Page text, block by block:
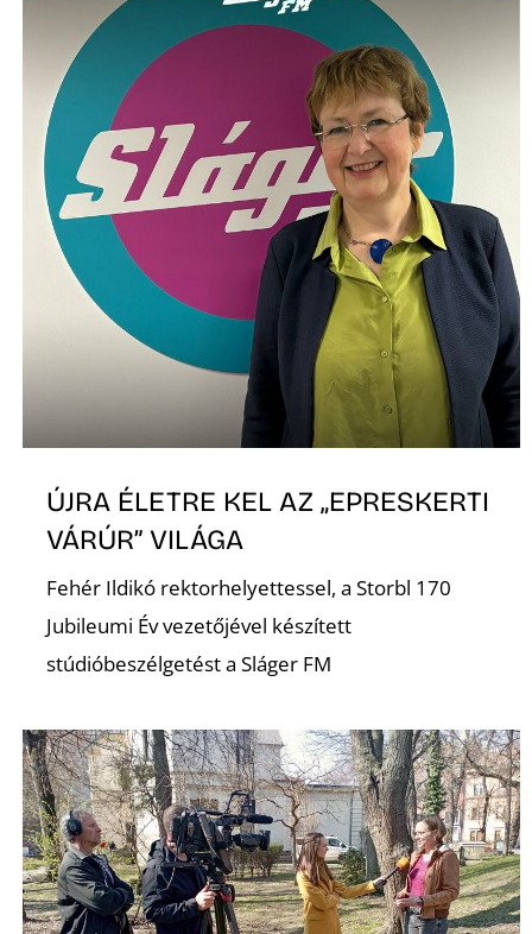
ÚJRA ÉLETRE KEL AZ „EPRESKERTI
VÁRÚR” VILÁGA
Fehér Ildikó rektorhelyettessel, a Storbl 170
Jubileumi Év vezetőjével készített
stúdióbeszélgetést a Sláger FM